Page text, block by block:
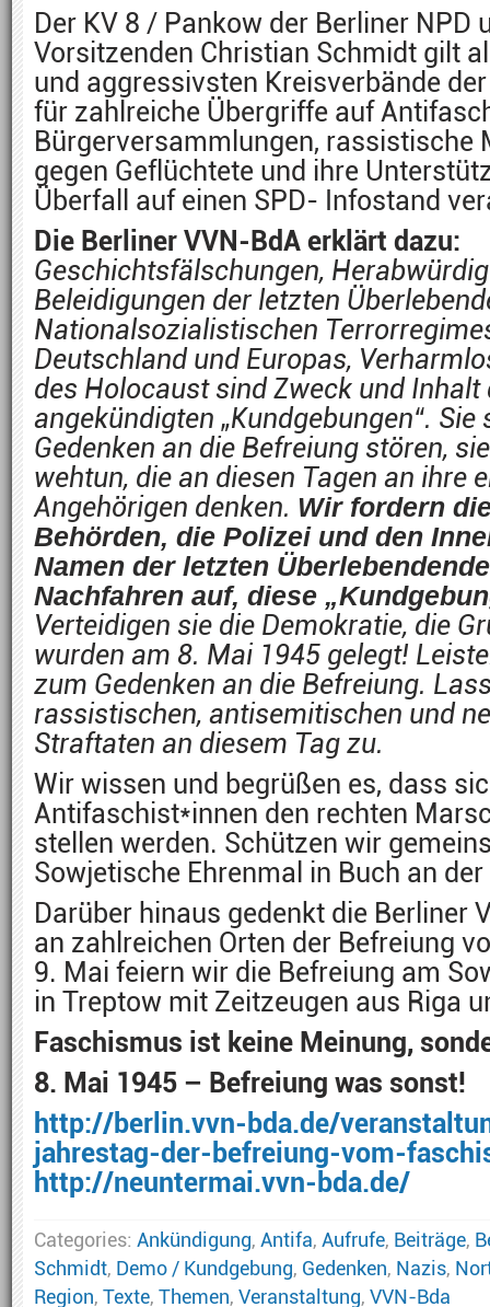
Der KV 8 / Pankow der Berliner NPD
Vorsitzenden Christian Schmidt gilt
und aggressivsten Kreisverbände
für zahlreiche Übergriffe auf
Bürgerversammlungen, rassistische
gegen Geflüchtete und ihre
Überfall auf einen SPD- Infostand
Die Berliner VVN-BdA erklärt dazu:
Geschichtsfälschungen,
Beleidigungen der letzten
Nationalsozialistischen
Deutschland und Europas,
des Holocaust sind Zweck und Inhalt
angekündigten „Kundgebungen“.
Gedenken an die Befreiung stören,
wehtun, die an diesen Tagen an ihre
Angehörigen denken. Wir fordern
Behörden, die Polizei und den
Namen der letzten
Nachfahren auf, diese
Verteidigen sie die Demokratie, die
wurden am 8. Mai 1945 gelegt!
zum Gedenken an die Befreiung.
rassistischen, antisemitischen und
Straftaten an diesem Tag zu.
Wir wissen und begrüßen es, dass
Antifaschist*innen den rechten
stellen werden. Schützen wir
Sowjetische Ehrenmal in Buch an
Darüber hinaus gedenkt die Berliner
an zahlreichen Orten der Befreiung
9. Mai feiern wir die Befreiung am
in Treptow mit Zeitzeugen aus Riga
Faschismus ist keine Meinung,
8. Mai 1945 – Befreiung was sonst!
http://berlin.vvn-bda.de/
jahrestag-der-befreiung-vom-
http://neuntermai.vvn-bda.de/
Categories: Ankündigung, Antifa, Aufrufe, Beiträge,
Schmidt, Demo / Kundgebung, Gedenken, Nazis,
Region, Texte, Themen, Veranstaltung, VVN-Bda